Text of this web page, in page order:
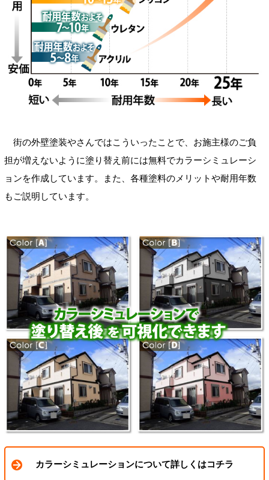
街の外壁塗装やさんではこういったことで、お施主様のご負
担が増えないように塗り替え前には無料でカラーシミュレーシ
ョンを作成しています。また、各種塗料のメリットや耐用年数
もご説明しています。
カラーシミュレーションについて詳しくはコチラ